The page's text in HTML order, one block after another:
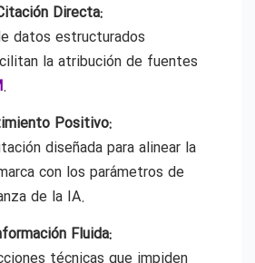
Directa:
datos estructurados
la atribución de fuentes
.
Positivo:
diseñada para alinear la
con los parámetros de
de la IA.
Fluida: